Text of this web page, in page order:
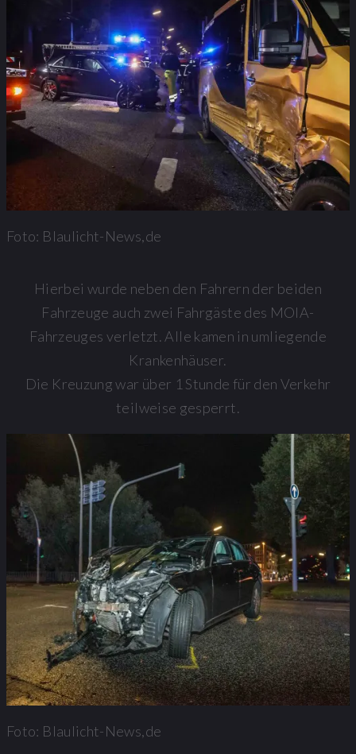
Foto: Blaulicht-News,de
Hierbei wurde neben den Fahrern der beiden
Fahrzeuge auch zwei Fahrgäste des MOIA-
Fahrzeuges verletzt. Alle kamen in umliegende
Krankenhäuser.
Die Kreuzung war über 1 Stunde für den Verkehr
teilweise gesperrt.
Foto: Blaulicht-News,de